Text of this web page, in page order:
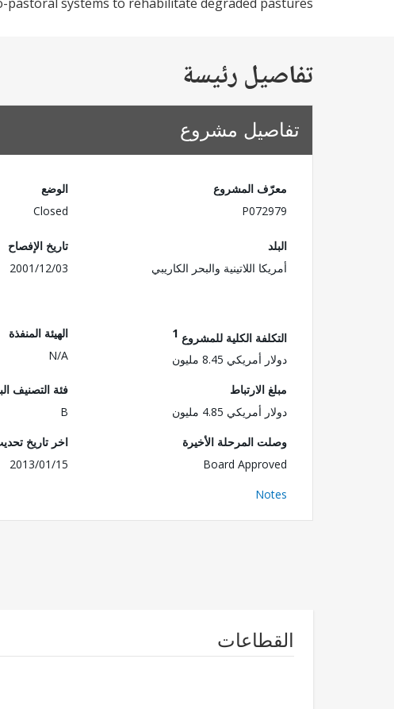
تفاصيل رئيسة
تفاصيل مشروع
معرّف المشروع
P072979
الوضع
Closed
البلد
أمريكا اللاتينية والبحر الكاريبي
تاريخ الإفصاح
2001/12/03
التكلفة الكلية للمشروع 1
دولار أمريكي 8.45 مليون
الهيئة المنفذة
N/A
مبلغ الارتباط
دولار أمريكي 4.85 مليون
فئة التصنيف
B
وصلت المرحلة الأخيرة
Board Approved
اخر تاريخ
2013/01/15
Notes
القطاعات